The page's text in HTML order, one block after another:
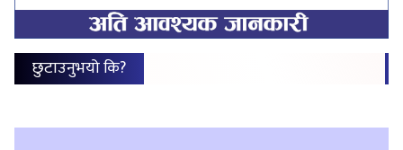
छुटाउनुभयो कि?